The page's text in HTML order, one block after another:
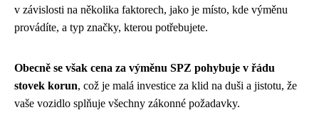
v závislosti na několika faktorech, jako je místo, kde výměnu
provádíte, a typ značky, kterou potřebujete.
Obecně se však cena za výměnu SPZ pohybuje v řádu
stovek korun, což je malá investice za klid na duši a jistotu, že
vaše vozidlo splňuje všechny zákonné požadavky.